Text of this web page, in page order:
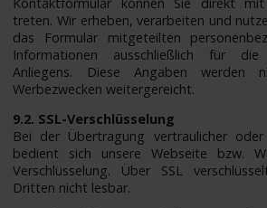
treten. Wir erheben, verarbeiten und
das Formular mitgeteilten
Informationen ausschließlich für
Anliegens. Diese Angaben
Werbezwecken weitergereicht.
9.2. SSL-Verschlüsselung
Bei der Übertragung vertraulicher
bedient sich unsere Webseite bzw.
Verschlüsselung. Über SSL
Dritten nicht lesbar.